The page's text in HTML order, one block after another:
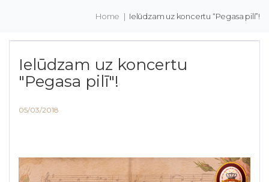
Home | Ielūdzam uz koncertu “Pegasa pilī”!
Ielūdzam uz koncertu
"Pegasa pilī"!
05/03/2018